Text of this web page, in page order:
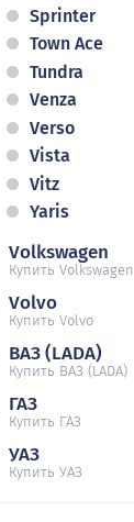
Sprinter
Town Ace
Tundra
Venza
Verso
Vista
Vitz
Yaris
Volkswagen
Купить Volkswagen
Volvo
Купить Volvo
ВАЗ (LADA)
Купить ВАЗ (LADA)
ГАЗ
Купить ГАЗ
УАЗ
Купить УАЗ